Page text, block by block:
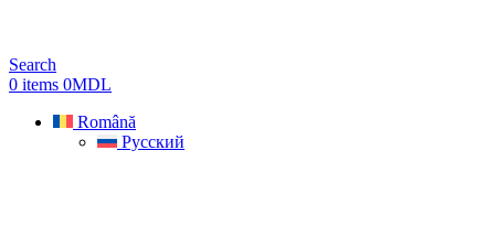
Search
0 items 0MDL
Română
Русский